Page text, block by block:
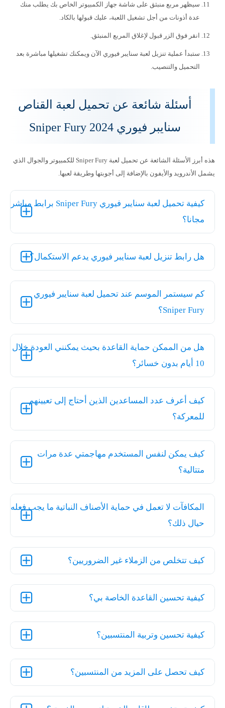
سيظهر مربع منبثق على شاشة جهاز الكمبيوتر الخاص بك يطلب منك
عدة أذونات من أجل تشغيل اللعبة، عليك قبولها بالكاد.
انقر فوق الزر قبول لإغلاق المربع المنبثق.
ستبدأ عملية تنزيل لعبة سنايبر فيوري الآن ويمكنك تشغيلها مباشرة بعد
التحميل والتنصيب.
أسئلة شائعة عن تحميل لعبة القناص
سنايبر فيوري Sniper Fury 2024
هذه أبرز الأسئلة الشائعة عن تحميل لعبة Sniper Fury للكمبيوتر والجوال الذي
يشمل الأندرويد والأيفون بالإضافة إلى أجوبتها وطريقة لعبها.
كيفية تحميل لعبة سنايبر فيوري Sniper Fury برابط مباشر
مجانا؟
هل رابط تنزيل لعبة سنايبر فيوري يدعم الاستكمال؟
كم سيستمر الموسم عند تحميل لعبة سنايبر فيوري
Sniper Fury؟
هل من الممكن حماية القاعدة بحيث يمكنني العودة خلال
10 أيام بدون خسائر؟
كيف أعرف عدد المساعدين الذين أحتاج إلى تعيينهم
للمعركة؟
كيف يمكن لنفس المستخدم مهاجمتي عدة مرات
متتالية؟
المكافآت لا تعمل في حماية الأصناف النباتية ما يجب فعله
حيال ذلك؟
كيف تتخلص من الزملاء غير الضروريين؟
كيفية تحسين القاعدة الخاصة بي؟
كيفية تحسين وتربية المنتسبين؟
كيف تحصل على المزيد من المنتسبين؟